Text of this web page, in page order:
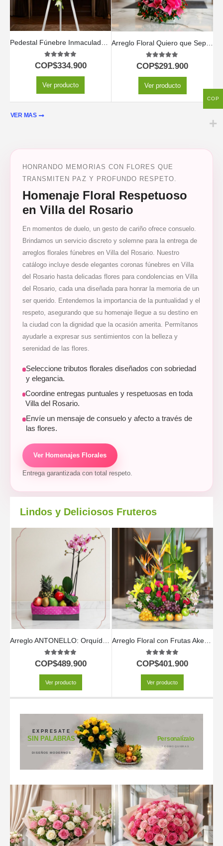
Pedestal Fúnebre Inmaculada: Un Solemne Homenaje Floral 🕊️
5.00out of 5
COP$334.900
Ver producto
Arreglo Floral Quiero que Sepas
5.00out of 5
COP$291.900
Ver producto
VER MAS
HONRANDO MEMORIAS CON FLORES QUE
TRANSMITEN PAZ Y PROFUNDO RESPETO.
Homenaje Floral Respetuoso
en Villa del Rosario
En momentos de duelo, un gesto de cariño ofrece consuelo.
Brindamos un servicio discreto y solemne para la entrega de
arreglos florales fúnebres en Villa del Rosario. Nuestro
catálogo incluye desde elegantes coronas fúnebres en Villa
del Rosario hasta delicadas flores para condolencias en Villa
del Rosario, cada una diseñada para honrar la memoria de un
ser querido. Entendemos la importancia de la puntualidad y el
respeto, asegurando que su homenaje llegue a su destino en
la ciudad con la dignidad que la ocasión amerita. Permítanos
ayudarle a expresar sus sentimientos con la belleza y
serenidad de las flores.
Seleccione tributos florales diseñados con sobriedad
y elegancia.
Coordine entregas puntuales y respetuosas en toda
Villa del Rosario.
Envíe un mensaje de consuelo y afecto a través de
las flores.
Ver Homenajes Florales
Entrega garantizada con total respeto.
Lindos y Deliciosos Fruteros
Arreglo ANTONELLO: Orquídea Phalaenopsis y Frutas Selectas 🌿
5.00out of 5
COP$489.900
Ver producto
Arreglo Floral con Frutas Akebia
5.00out of 5
COP$401.900
Ver producto
EXPRESATE
SIN PALABRAS
DISEÑOS MODERNOS
Personalízalo
* COMO QUIERAS
COP